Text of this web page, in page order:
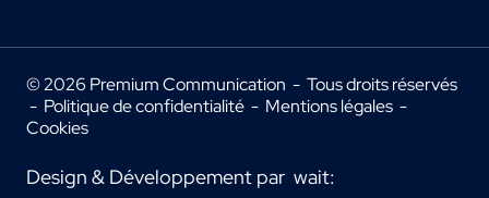
© 2026 Premium Communication - Tous droits réservés
- Politique de confidentialité - Mentions légales -
Cookies
Design & Développement par wait: